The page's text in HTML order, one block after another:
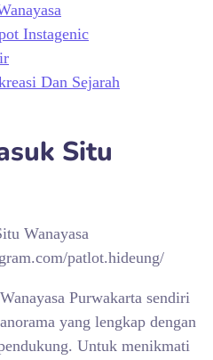
Instagenic
Dan Sejarah
Situ
patlot.hideung/
Purwakarta sendiri
yang lengkap dengan
Untuk menikmati